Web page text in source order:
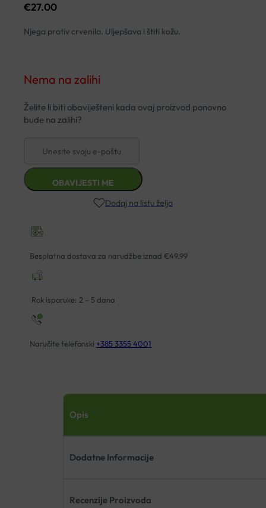
€27.00
Njega protiv crvenila. Uljepšava i štiti kožu.
Nema na zalihi
Dodaj na listu želja
Besplatna dostava za narudžbe iznad €49,99
Rok isporuke: 2 – 5 dana
Naručite telefonski +385 3355 4001
Opis
Dodatne Informacije
Recenzije Proizvoda